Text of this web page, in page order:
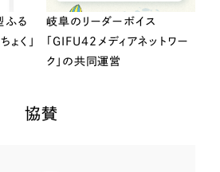
ふる
ょく」
岐阜のリーダーボイス
「GIFU42メディアネットワー
ク」の共同運営
協賛